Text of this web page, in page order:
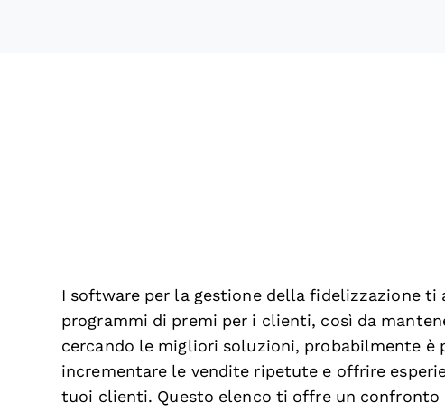
I software per la gestione della fidelizzazione ti
programmi di premi per i clienti, così da
cercando le migliori soluzioni, probabilmente è
incrementare le vendite ripetute e offrire
tuoi clienti. Questo elenco ti offre un